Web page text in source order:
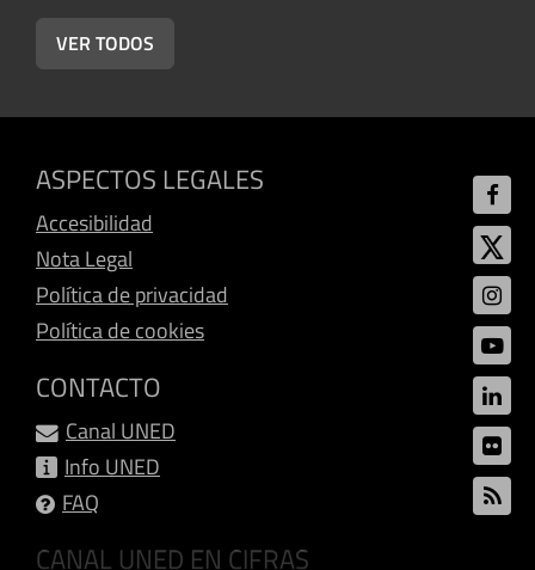
VER TODOS
ASPECTOS LEGALES
Accesibilidad
Nota Legal
Política de privacidad
Política de cookies
CONTACTO
Canal UNED
Info UNED
FAQ
CANAL UNED EN CIFRAS